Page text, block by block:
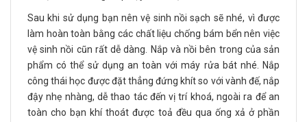
Sau khi sử dụng bạn nên vệ sinh nồi sạch sẽ nhé, vì được
làm hoàn toàn bằng các chất liệu chống bám bển nên việc
vệ sinh nồi cũn rất dễ dàng. Nắp và nồi bên trong của sản
phẩm có thể sử dụng an toàn với máy rửa bát nhé. Nắp
công thái học được đặt thẳng đứng khít so với vành đế, nắp
đậy nhẹ nhàng, dễ thao tác đến vị trí khoá, ngoài ra để an
toàn cho bạn khí thoát được toả đều qua ống xả ở phần